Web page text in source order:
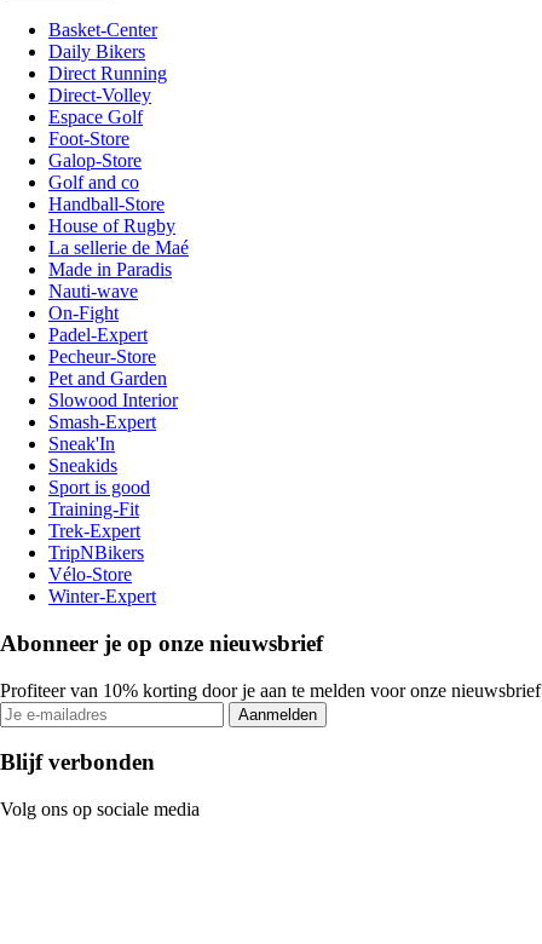
Basket-Center
Daily Bikers
Direct Running
Direct-Volley
Espace Golf
Foot-Store
Galop-Store
Golf and co
Handball-Store
House of Rugby
La sellerie de Maé
Made in Paradis
Nauti-wave
On-Fight
Padel-Expert
Pecheur-Store
Pet and Garden
Slowood Interior
Smash-Expert
Sneak'In
Sneakids
Sport is good
Training-Fit
Trek-Expert
TripNBikers
Vélo-Store
Winter-Expert
Abonneer je op onze nieuwsbrief
Profiteer van 10% korting door je aan te melden voor onze nieuwsbrief
Aanmelden
Blijf verbonden
Volg ons op sociale media